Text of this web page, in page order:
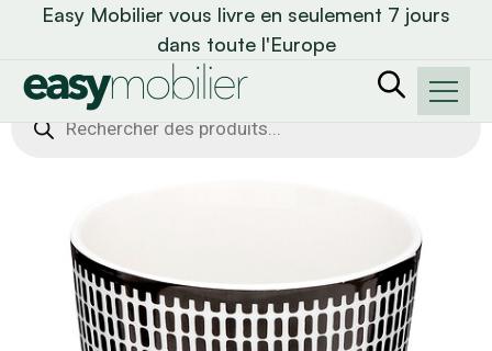
Easy Mobilier vous livre en seulement 7 jours
dans toute l'Europe
Recherche
de